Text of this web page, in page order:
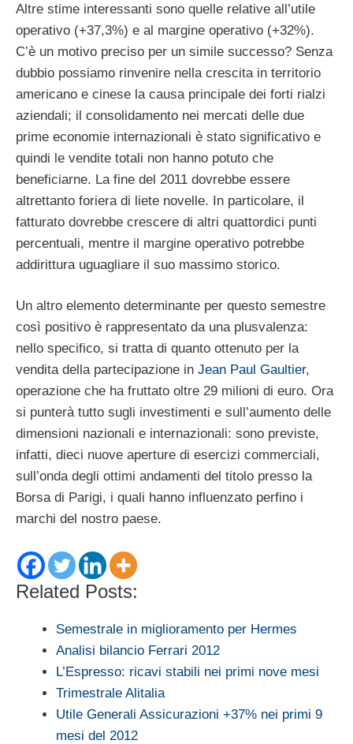
Altre stime interessanti sono quelle relative all’utile
operativo (+37,3%) e al margine operativo (+32%).
C’è un motivo preciso per un simile successo? Senza
dubbio possiamo rinvenire nella crescita in territorio
americano e cinese la causa principale dei forti rialzi
aziendali; il consolidamento nei mercati delle due
prime economie internazionali è stato significativo e
quindi le vendite totali non hanno potuto che
beneficiarne. La fine del 2011 dovrebbe essere
altrettanto foriera di liete novelle. In particolare, il
fatturato dovrebbe crescere di altri quattordici punti
percentuali, mentre il margine operativo potrebbe
addirittura uguagliare il suo massimo storico.
Un altro elemento determinante per questo semestre
così positivo è rappresentato da una plusvalenza:
nello specifico, si tratta di quanto ottenuto per la
vendita della partecipazione in Jean Paul Gaultier,
operazione che ha fruttato oltre 29 milioni di euro. Ora
si punterà tutto sugli investimenti e sull’aumento delle
dimensioni nazionali e internazionali: sono previste,
infatti, dieci nuove aperture di esercizi commerciali,
sull’onda degli ottimi andamenti del titolo presso la
Borsa di Parigi, i quali hanno influenzato perfino i
marchi del nostro paese.
Related Posts:
Semestrale in miglioramento per Hermes
Analisi bilancio Ferrari 2012
L’Espresso: ricavi stabili nei primi nove mesi
Trimestrale Alitalia
Utile Generali Assicurazioni +37% nei primi 9
mesi del 2012